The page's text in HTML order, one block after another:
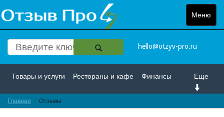
Меню
Toggle
hello@otzyv-pro.ru
Еще
Товары и услуги Рестораны и кафе Финансы
Красота и здоровье
Главная Отзывы